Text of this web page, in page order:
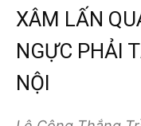
XÂM LẤN
NGỰC PHẢI
NỘI